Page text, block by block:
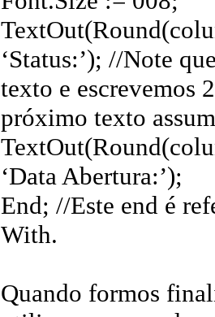
‘Status:’); //Note
texto e escrevemos
próximo texto
‘Data Abertura:’);
End; //Este end é
With.
Quando formos